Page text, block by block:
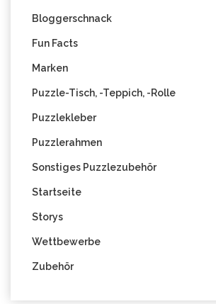
Bloggerschnack
Fun Facts
Marken
Puzzle-Tisch, -Teppich, -Rolle
Puzzlekleber
Puzzlerahmen
Sonstiges Puzzlezubehör
Startseite
Storys
Wettbewerbe
Zubehör